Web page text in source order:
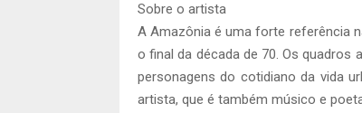
Sobre o artista
A Amazônia é uma forte referência
o final da década de 70. Os quadros
personagens do cotidiano da vida
artista, que é também músico e